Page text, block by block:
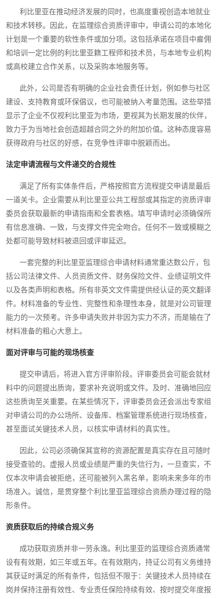
利比里亚在推动经济发展的同时，也高度重视创造本地就业
和技术转移。因此，在监理综合资质评审中，申请公司的本地化
计划是一个重要的软性条件或加分项。这包括承诺在项目中雇佣
和培训一定比例的利比里亚籍工程师和技术员，与本地专业机构
或高校建立合作关系，以及采购本地服务等。
此外，公司是否有明确的企业社会责任计划，例如参与社区
建设、支持教育或环保倡议，也可能被纳入考量范围。这些举措
显示了企业不仅视利比里亚为市场，更视其为长期发展的伙伴，
致力于为当地社会创造超越合同之外的附加价值。这种态度容易
获得政府与社区的好感，在竞争性评审中脱颖而出。
法定申请流程与文件递交的合规性
满足了所有实体条件后，严格按照官方流程提交申请是最后
一道关卡。企业需要从利比里亚公共工程部或其指定的资质评审
委员会获取最新的申请指南和全套表格。填写申请时必须确保所
有信息准确、一致，与支撑文件完全吻合。任何不一致或模糊之
处都可能导致材料被退回或评审延迟。
一套完整的利比里亚监理综合申请材料通常重达数公斤，包
括公司法律文件、人员资质文件、财务保险文件、业绩证明文件
以及各类声明和表格。所有非英文文件需提供经认证的英文翻译
件。材料准备的专业性、完整性和条理性本身，就是对公司管理
能力的一次预考。许多申请失败并非因为实力不济，而是输在了
材料准备的粗心大意上。
面对评审与可能的现场核查
提交申请后，将进入官方评审阶段。评审委员会可能会就材
料中的问题提出质询，要求补充说明或文件。及时、准确地回应
这些质询至关重要。在某些情况下，评审委员会还会派出专家组
对申请公司的办公场所、设备库、档案管理系统进行现场核查，
甚至面试关键技术人员，以核实申请材料的真实性。
因此，公司必须确保其宣称的资源配置是真实存在且可随时
接受查验的。虚报人员或业绩是严重的失信行为，一旦查实，不
仅本次申请会被拒绝，还可能被列入黑名单，影响未来多年的市
场准入。诚信，是贯穿整个利比里亚监理综合资质办理过程的隐
形条件。
资质获取后的持续合规义务
成功获取资质并非一劳永逸。利比里亚的监理综合资质通常
设有有效期，如三年或五年。在有效期内，持证公司有义务维持
其获证时满足的所有条件，包括但不限于：关键技术人员持续在
岗并保持注册有效性、专业责任保险持续有效、按时提交年度报